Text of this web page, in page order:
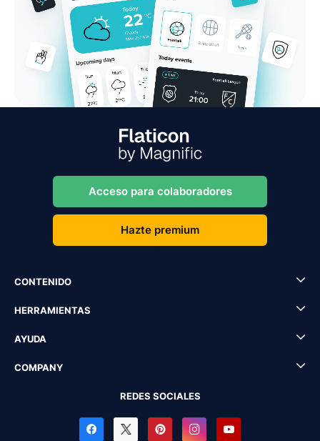
Acceso para colaboradores
Hazte premium
CONTENIDO
HERRAMIENTAS
AYUDA
COMPANY
REDES SOCIALES